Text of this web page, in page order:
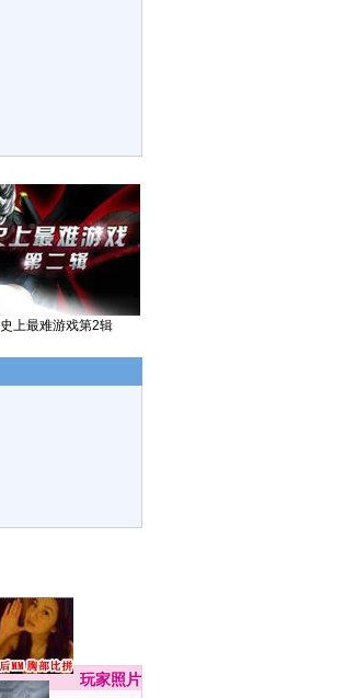
史上最难游戏第2辑
玩家照片